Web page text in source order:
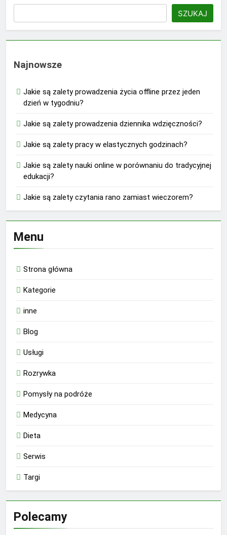
SZUKAJ
Najnowsze
Jakie są zalety prowadzenia życia offline przez jeden
dzień w tygodniu?
Jakie są zalety prowadzenia dziennika wdzięczności?
Jakie są zalety pracy w elastycznych godzinach?
Jakie są zalety nauki online w porównaniu do tradycyjnej
edukacji?
Jakie są zalety czytania rano zamiast wieczorem?
Menu
Strona główna
Kategorie
inne
Blog
Usługi
Rozrywka
Pomysły na podróże
Medycyna
Dieta
Serwis
Targi
Polecamy